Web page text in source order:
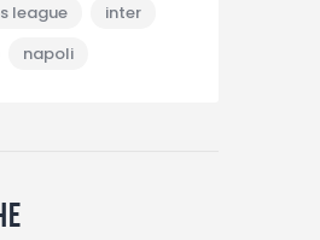
league
inter
napoli